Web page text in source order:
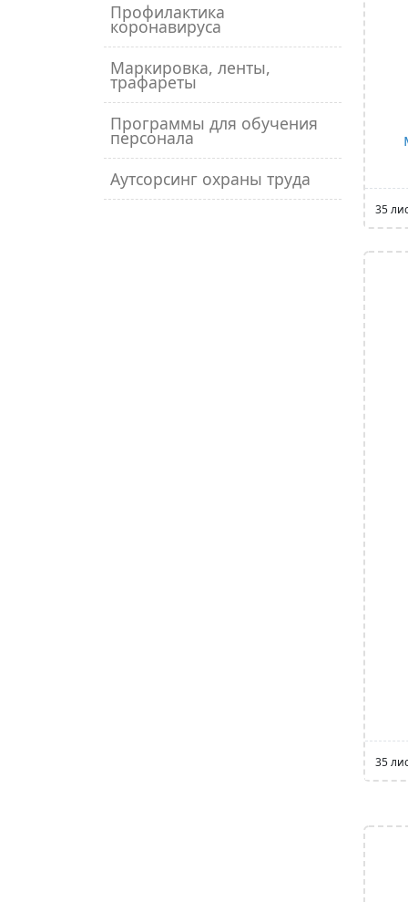
Профилактика
коронавируса
Маркировка, ленты,
трафареты
Программы для обучения
персонала
Аутсорсинг охраны труда
35
35